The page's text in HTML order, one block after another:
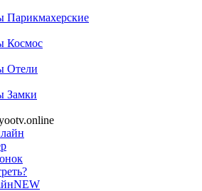
Парикмахерские
Космос
Отели
Замки
NEW